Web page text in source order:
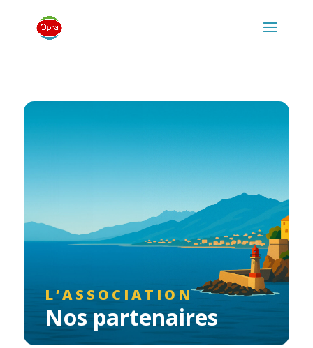
L’ASSOCIATION
Nos partenaires